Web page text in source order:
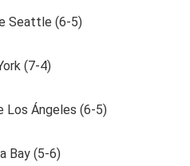
Seattle (6-5)
(7-4)
Los Ángeles (6-5)
Bay (5-6)